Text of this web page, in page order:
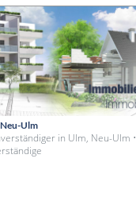
Ulm
in Ulm, Neu-Ulm •